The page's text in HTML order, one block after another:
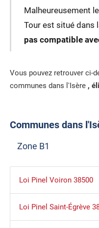
Malheureusement
Tour est situé dans
pas compatible
Vous pouvez retrouver ci-
communes dans l'Isère ,
Communes dans
Zone B1
Loi Pinel Voiron 38500
Loi Pinel Saint-Égrève